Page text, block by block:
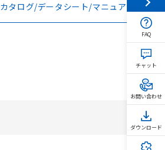
カタログ/データシート/マニュアル
FAQ
チャット
お問い合わせ
ダウンロード